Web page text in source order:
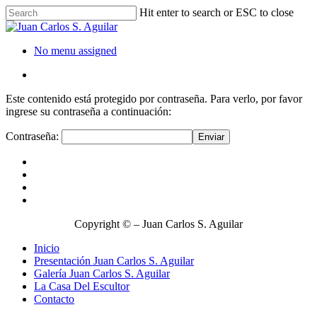
Hit enter to search or ESC to close
No menu assigned
Este contenido está protegido por contraseña. Para verlo, por favor
ingrese su contraseña a continuación:
Contraseña:
Copyright © – Juan Carlos S. Aguilar
Inicio
Presentación Juan Carlos S. Aguilar
Galería Juan Carlos S. Aguilar
La Casa Del Escultor
Contacto